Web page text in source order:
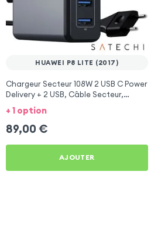
HUAWEI P8 LITE (2017)
Chargeur Secteur 108W 2 USB C Power
Delivery + 2 USB, Câble Secteur,
Satechi - Gris
+ 1 option
89,00 €
AJOUTER